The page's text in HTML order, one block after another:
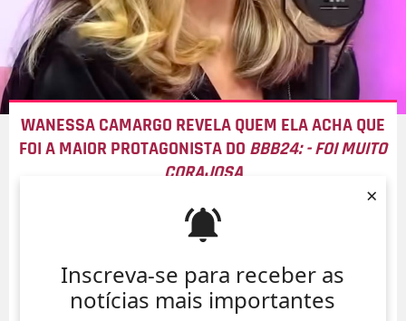
Inscreva-se para receber as
notícias mais importantes
×
WANESSA CAMARGO REVELA QUEM ELA ACHA QUE
FOI A MAIOR PROTAGONISTA DO BBB24: - FOI MUITO
CORAJOSA